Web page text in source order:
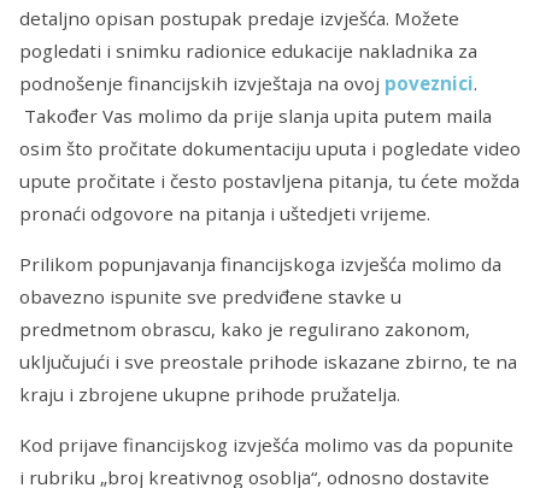
detaljno opisan postupak predaje izvješća. Možete
pogledati i snimku radionice edukacije nakladnika za
podnošenje financijskih izvještaja na ovoj poveznici.
Također Vas molimo da prije slanja upita putem maila
osim što pročitate dokumentaciju uputa i pogledate video
upute pročitate i često postavljena pitanja, tu ćete možda
pronaći odgovore na pitanja i uštedjeti vrijeme.
Prilikom popunjavanja financijskoga izvješća molimo da
obavezno ispunite sve predviđene stavke u
predmetnom obrascu, kako je regulirano zakonom,
uključujući i sve preostale prihode iskazane zbirno, te na
kraju i zbrojene ukupne prihode pružatelja.
Kod prijave financijskog izvješća molimo vas da popunite
i rubriku „broj kreativnog osoblja“, odnosno dostavite